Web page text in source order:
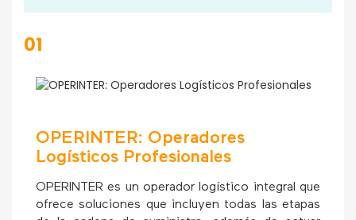
FEBRERO 2020
01
OPERINTER: Operadores
Logísticos Profesionales
OPERINTER es un operador logístico integral que
ofrece soluciones que incluyen todas las etapas